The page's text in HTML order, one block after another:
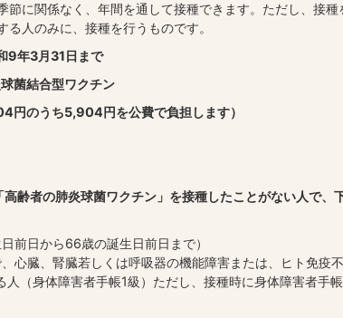
節に関係なく、年間を通して接種できます。ただし、接種
人のみに、接種を行うものです。
9年3月31日まで
菌結合型ワクチン
円のうち5,904円を公費で負担します）
齢者の肺炎球菌ワクチン」を接種したことがない人で、
前日から66歳の誕生日前日まで）
心臓、腎臓若しくは呼吸器の機能障害または、ヒト免疫
人（身体障害者手帳1級）ただし、接種時に身体障害者手